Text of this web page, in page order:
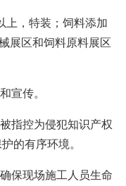
上，特装；饲料添加
展区和饲料原料展区
宣传。
指控为侵犯知识产权
的有序环境。
保现场施工人员生命